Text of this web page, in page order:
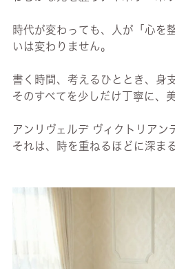
時代が変わっても、人が「心を
いは変わりません。
書く時間、考えるひととき、身
そのすべてを少しだけ丁寧に、美
アンリヴェルデ ヴィクトリアン
それは、時を重ねるほどに深ま